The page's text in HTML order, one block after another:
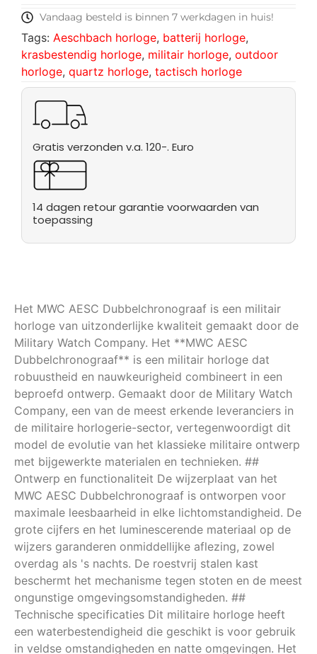
Vandaag besteld is binnen 7 werkdagen in huis!
Tags: Aeschbach horloge, batterij horloge,
krasbestendig horloge, militair horloge, outdoor
horloge, quartz horloge, tactisch horloge
Gratis verzonden v.a. 120-. Euro
14 dagen retour garantie voorwaarden van
toepassing
Het MWC AESC Dubbelchronograaf is een militair
horloge van uitzonderlijke kwaliteit gemaakt door de
Military Watch Company. Het **MWC AESC
Dubbelchronograaf** is een militair horloge dat
robuustheid en nauwkeurigheid combineert in een
beproefd ontwerp. Gemaakt door de Military Watch
Company, een van de meest erkende leveranciers in
de militaire horlogerie-sector, vertegenwoordigt dit
model de evolutie van het klassieke militaire ontwerp
met bijgewerkte materialen en technieken. ##
Ontwerp en functionaliteit De wijzerplaat van het
MWC AESC Dubbelchronograaf is ontworpen voor
maximale leesbaarheid in elke lichtomstandigheid. De
grote cijfers en het luminescerende materiaal op de
wijzers garanderen onmiddellijke aflezing, zowel
overdag als 's nachts. De roestvrij stalen kast
beschermt het mechanisme tegen stoten en de meest
ongunstige omgevingsomstandigheden. ##
Technische specificaties Dit militaire horloge heeft
een waterbestendigheid die geschikt is voor gebruik
in veldse omstandigheden en natte omgevingen. Het